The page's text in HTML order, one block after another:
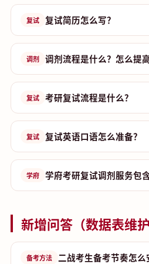
复试 复试简历怎么写？
调剂 调剂流程是什么？怎么提
复试 考研复试流程是什么？
复试 复试英语口语怎么准备？
学府 学府考研复试调剂服务包
新增问答（数据表维护
备考方法 二战考生备考节奏怎么